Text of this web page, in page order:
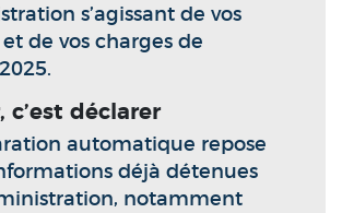
s’agissant de vos
de vos charges de
c’est déclarer
automatique repose
déjà détenues
notamment